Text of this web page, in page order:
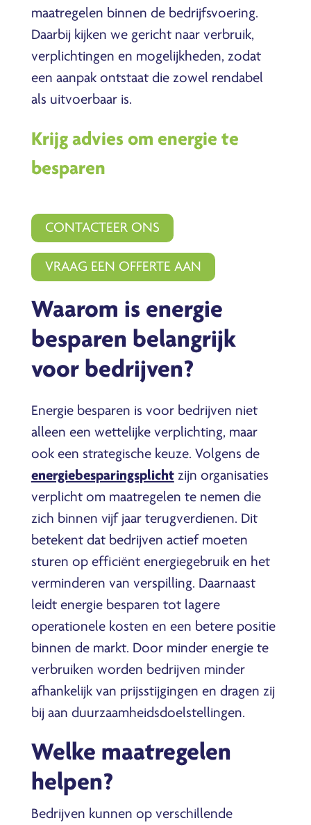
maatregelen binnen de bedrijfsvoering.
Daarbij kijken we gericht naar verbruik,
verplichtingen en mogelijkheden, zodat
een aanpak ontstaat die zowel rendabel
als uitvoerbaar is.
Krijg advies om energie te
besparen
CONTACTEER ONS
VRAAG EEN OFFERTE AAN
Waarom is energie
besparen belangrijk
voor bedrijven?
Energie besparen is voor bedrijven niet
alleen een wettelijke verplichting, maar
ook een strategische keuze. Volgens de
energiebesparingsplichtzijn organisaties
verplicht om maatregelen te nemen die
zich binnen vijf jaar terugverdienen. Dit
betekent dat bedrijven actief moeten
sturen op efficiënt energiegebruik en het
verminderen van verspilling. Daarnaast
leidt energie besparen tot lagere
operationele kosten en een betere positie
binnen de markt. Door minder energie te
verbruiken worden bedrijven minder
afhankelijk van prijsstijgingen en dragen zij
bij aan duurzaamheidsdoelstellingen.
Welke maatregelen
helpen?
Bedrijven kunnen op verschillende